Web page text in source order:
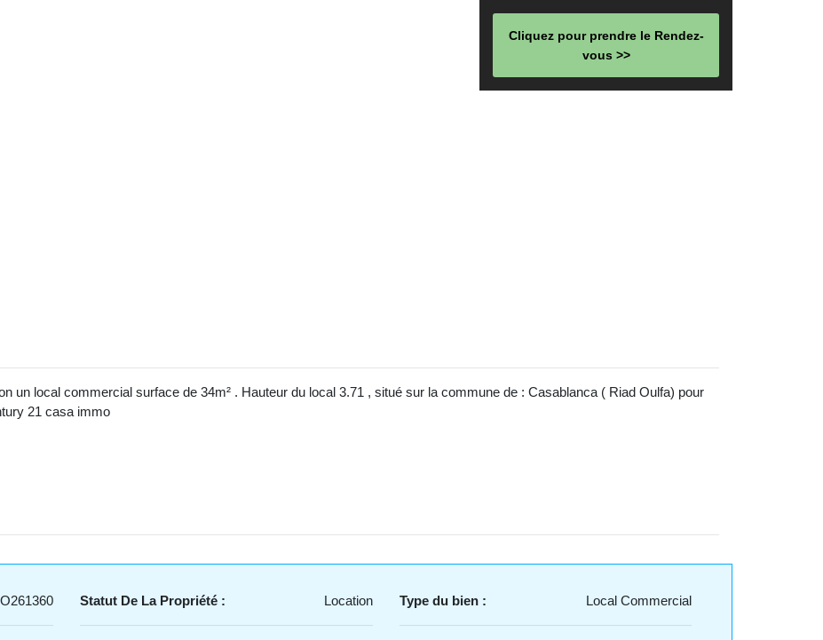
Cliquez pour prendre le Rendez-
vous >>
un local commercial surface de 34m² . Hauteur du local 3.71 , situé sur la commune de : Casablanca ( Riad Oulfa) pour
21 casa immo
Statut De La Propriété : Location Type du bien : Local Commercial